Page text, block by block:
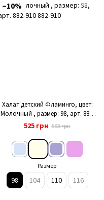
−10%
Халат детский Фламинго, цвет:
Молочный , размер: 98, арт. 882-
910
525 грн 583 грн
Размер
98 104 110 116